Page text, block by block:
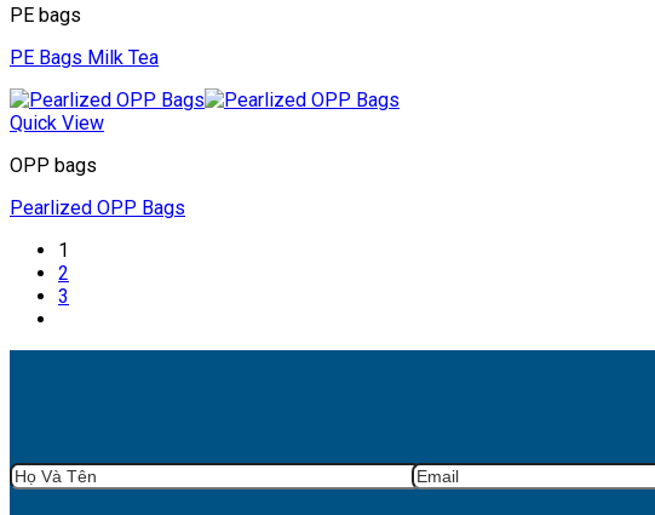
PE bags
PE Bags Milk Tea
Quick View
OPP bags
Pearlized OPP Bags
1
2
3